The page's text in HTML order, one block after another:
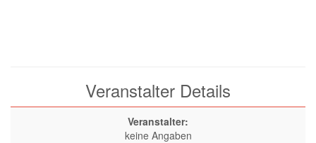
Veranstalter Details
Veranstalter:
keine Angaben